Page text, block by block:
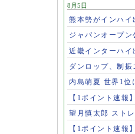
8月5日
熊本勢がインハイ
ジャパンオープ
近畿インターハ
ダンロップ、制
内島萌夏 世界1位
【1ポイント速報
望月慎太郎 スト
【1ポイント速報